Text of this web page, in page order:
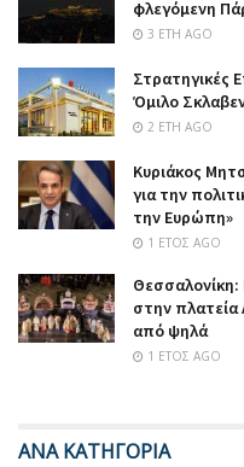
φλεγόμενη
3 ΈΤΗ AGO
Στρατηγικές
Όμιλο
2 ΈΤΗ AGO
Κυριάκος
για την
την Ευρώπη»
1 ΈΤΟΣ AGO
στην πλατεία
από ψηλά
1 ΈΤΟΣ AGO
ΑΝΑ ΚΑΤΗΓΟΡΙΑ